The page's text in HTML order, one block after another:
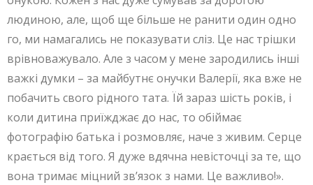
людиною, але, щоб ще більше не ранити один одно
го, ми намагались не показувати сліз. Це нас трішки
врівноважувало. Але з часом у мене зародились інші
важкі думки – за майбутнє онучки Валерії, яка вже не
побачить свого рідного тата. Їй зараз шість років, і
коли дитина приїжджає до нас, то обіймає
фотографію батька і розмовляє, наче з живим. Серце
крається від того. Я дуже вдячна невісточці за те, що
вона тримає міцний зв’язок з нами. Це важливо!».